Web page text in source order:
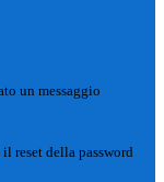
un messaggio
reset della password